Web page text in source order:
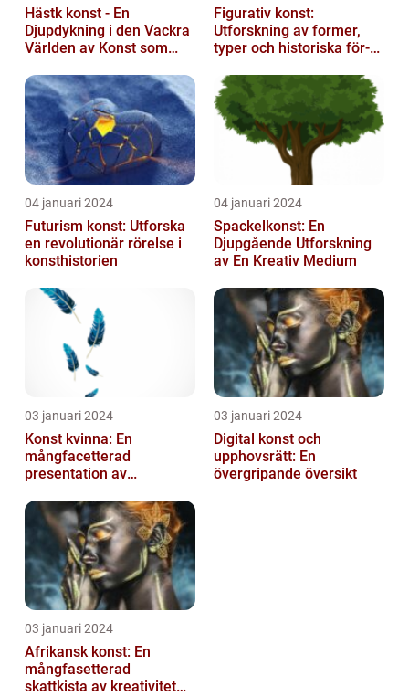
Hästk konst - En
Djupdykning i den Vackra
Världen av Konst som
Figurativ konst:
Utforskning av former,
typer och historiska för-
04 januari 2024
Futurism konst: Utforska
en revolutionär rörelse i
konsthistorien
04 januari 2024
Spackelkonst: En
Djupgående Utforskning
av En Kreativ Medium
03 januari 2024
Konst kvinna: En
mångfacetterad
presentation av
03 januari 2024
Digital konst och
upphovsrätt: En
övergripande översikt
03 januari 2024
Afrikansk konst: En
mångfasetterad
skattkista av kreativitet